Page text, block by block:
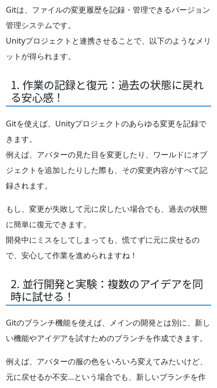
Gitは、ファイルの変更履歴を記録・管理できるバージョン
管理システムです。
Unityプロジェクトと連携させることで、以下のようなメリ
ットが得られます。
1. 作業の記録と復元：過去の状態に戻れ
る安心感！
Gitを使えば、Unityプロジェクトのあらゆる変更を記録で
きます。
例えば、アバターの見た目を変更したり、ワールドにオブ
ジェクトを追加したりした際も、その変更内容がすべて記
録されます。
もし、変更が失敗して元に戻したい場合でも、過去の状態
に簡単に復元できます。
開発中にミスをしてしまっても、慌てずに元に戻せるの
で、安心して作業を進められますね！
2. 並行開発と実験：複数のアイデアを同
時に試せる！
Gitのブランチ機能を使えば、メインの開発とは別に、新し
い機能やアイデアを試すためのブランチを作成できます。
例えば、アバターの服の色をいろいろ変えてみたいけど、
元に戻せるか不安…という場合でも、新しいブランチを作